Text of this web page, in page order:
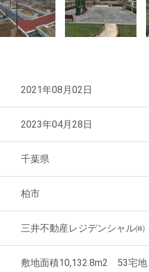
2021年08月02日
2023年04月28日
千葉県
柏市
三井不動産レジデンシャル㈱
敷地面積10,132.8m2 53宅